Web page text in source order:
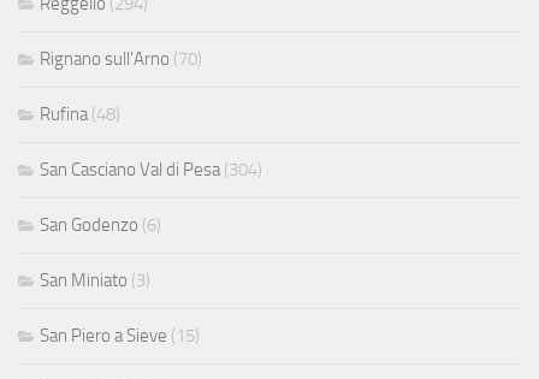
Rignano sull'Arno (70)
Rufina(48)
San Casciano Val di Pesa(304)
San Godenzo (6)
San Miniato (3)
San Piero a Sieve (15)